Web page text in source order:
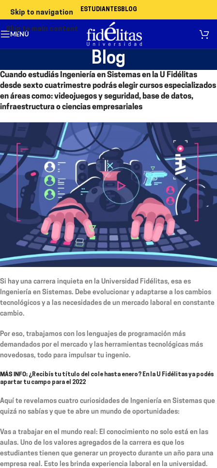
Skip to navigation
Skip to main content
ESTUDIANTESBLOG
MENÚ
Blog
Cuando estudiás Ingeniería en Sistemas en la U Fidélitas
desde sexto cuatrimestre podrás elegir cursos especializados
en áreas como: videojuegos y seguridad, base de datos,
infraestructura o ciencias empresariales
Si hay una carrera inquieta en la Universidad Fidélitas, esa es
Ingeniería en Sistemas. Debe evolucionar y adaptarse a los cambios
tecnológicos y a las necesidades de un mercado laboral en constante
cambio.
Por eso, trabajamos con los lenguajes de programación más
demandados por el mercado y las herramientas tecnológicas más
novedosas, todo para impulsar tu ingenio.
MÁS INFO: ¿Recibís tu título del cole hasta enero? En la U Fidélitas ya podés
apartar tu campo para el 2022
Aquí te revelamos cuatro curiosidades de Ingeniería en Sistemas que
quizá no sabías y que te abre un mundo de oportunidades:
Vas a trabajar en el mundo real: El conocimiento no solo está en las
aulas. Uno de los valores agregados de la carrera es que los
estudiantes tienen que generar un proyecto durante un año para una
empresa real. Esto les brinda experiencia laboral en la universidad.